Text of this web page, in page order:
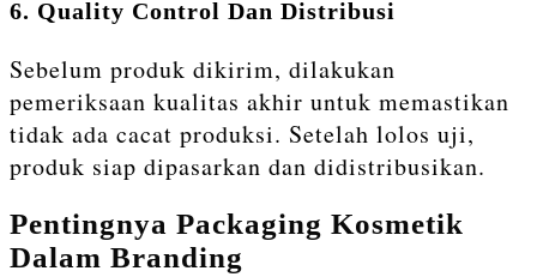
6. Quality Control Dan Distribusi
Sebelum produk dikirim, dilakukan
pemeriksaan kualitas akhir untuk memastikan
tidak ada cacat produksi. Setelah lolos uji,
produk siap dipasarkan dan didistribusikan.
Pentingnya Packaging Kosmetik
Dalam Branding